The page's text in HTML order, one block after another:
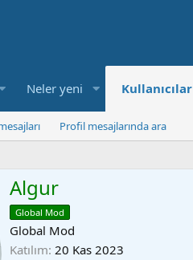
Neler yeni Kullanıcılar
Profil mesajlarında ara
Algur
Global Mod
Global Mod
Katılım 20 Kas 2023